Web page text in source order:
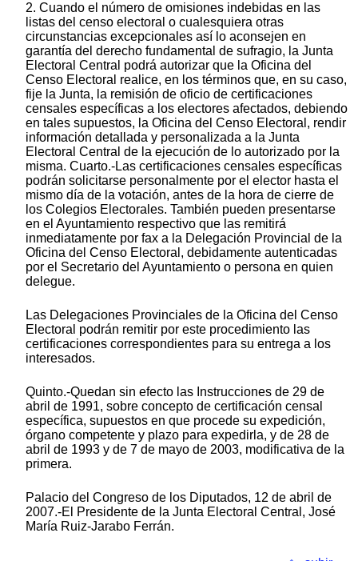
2. Cuando el número de omisiones indebidas en las
listas del censo electoral o cualesquiera otras
circunstancias excepcionales así lo aconsejen en
garantía del derecho fundamental de sufragio, la Junta
Electoral Central podrá autorizar que la Oficina del
Censo Electoral realice, en los términos que, en su caso,
fije la Junta, la remisión de oficio de certificaciones
censales específicas a los electores afectados, debiendo
en tales supuestos, la Oficina del Censo Electoral, rendir
información detallada y personalizada a la Junta
Electoral Central de la ejecución de lo autorizado por la
misma. Cuarto.-Las certificaciones censales específicas
podrán solicitarse personalmente por el elector hasta el
mismo día de la votación, antes de la hora de cierre de
los Colegios Electorales. También pueden presentarse
en el Ayuntamiento respectivo que las remitirá
inmediatamente por fax a la Delegación Provincial de la
Oficina del Censo Electoral, debidamente autenticadas
por el Secretario del Ayuntamiento o persona en quien
delegue.
Las Delegaciones Provinciales de la Oficina del Censo
Electoral podrán remitir por este procedimiento las
certificaciones correspondientes para su entrega a los
interesados.
Quinto.-Quedan sin efecto las Instrucciones de 29 de
abril de 1991, sobre concepto de certificación censal
específica, supuestos en que procede su expedición,
órgano competente y plazo para expedirla, y de 28 de
abril de 1993 y de 7 de mayo de 2003, modificativa de la
primera.
Palacio del Congreso de los Diputados, 12 de abril de
2007.-El Presidente de la Junta Electoral Central, José
María Ruiz-Jarabo Ferrán.